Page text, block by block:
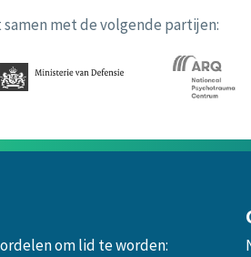
samen met de volgende partijen:
om lid te worden: